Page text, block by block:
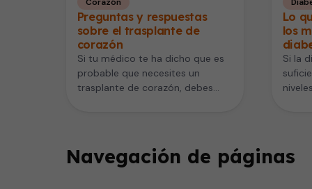
Corazón
Preguntas y respuestas
sobre el trasplante de
corazón
Si tu médico te ha dicho que es
probable que necesites un
trasplante de corazón, debes
Lo
los
Si la
Navegación de páginas